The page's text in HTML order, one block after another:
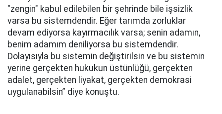
"zengin" kabul edilebilen bir şehrinde bile işsizlik
varsa bu sistemdendir. Eğer tarımda zorluklar
devam ediyorsa kayırmacılık varsa; senin adamın,
benim adamım deniliyorsa bu sistemdendir.
Dolayısıyla bu sistemin değiştirilsin ve bu sistemin
yerine gerçekten hukukun üstünlüğü, gerçekten
adalet, gerçekten liyakat, gerçekten demokrasi
uygulanabilsin” diye konuştu.